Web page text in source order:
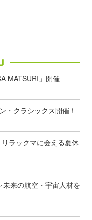
MATSURI」開催
・クラシックス開催！
ラックマに会える夏休
来の航空・宇宙人材を